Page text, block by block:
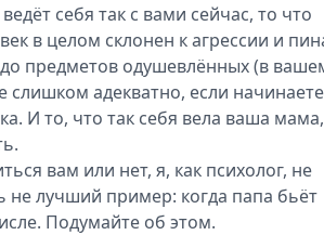
себя так с вами сейчас, то что
в целом склонен к агрессии и
предметов одушевлённых (в
слишком адекватно, если
И то, что так себя вела ваша
вам или нет, я, как психолог, не
не лучший пример: когда папа бьёт
Подумайте об этом.